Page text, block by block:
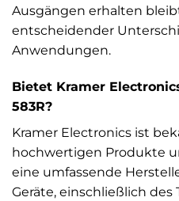
Ausgängen erhalten
entscheidender
Anwendungen.
Bietet Kramer
583R?
Kramer Electronics ist
hochwertigen Produkte
eine umfassende
Geräte, einschließlich des